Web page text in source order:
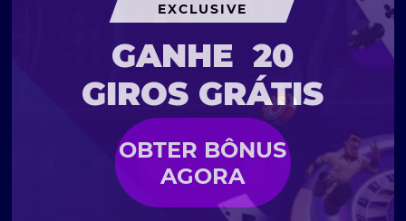
EXCLUSIVE
GANHE 20
GIROS GRÁTIS
OBTER BÔNUS
AGORA